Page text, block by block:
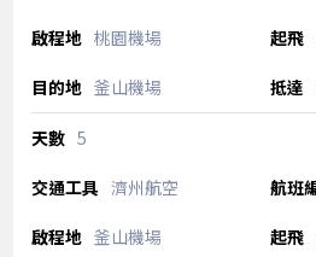
桃園機場
釜山機場
5
濟州航空
釜山機場